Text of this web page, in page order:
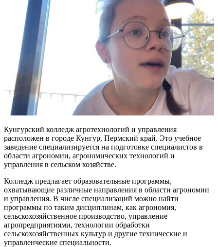
Кунгурский колледж агротехнологий и управления
расположен в городе Кунгур, Пермский край. Это учебное
заведение специализируется на подготовке специалистов в
области агрономии, агрономических технологий и
управления в сельском хозяйстве.
Колледж предлагает образовательные программы,
охватывающие различные направления в области агрономии
и управления. В числе специализаций можно найти
программы по таким дисциплинам, как агрономия,
сельскохозяйственное производство, управление
агропредприятиями, технологии обработки
сельскохозяйственных культур и другие технические и
управленческие специальности.